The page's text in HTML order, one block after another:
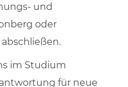
und
oder
im Studium
für neue